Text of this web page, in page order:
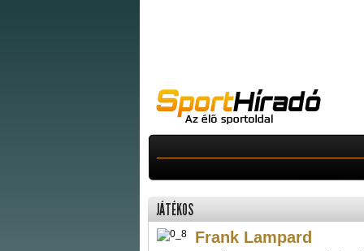
JÁTÉKOS
Frank Lampard